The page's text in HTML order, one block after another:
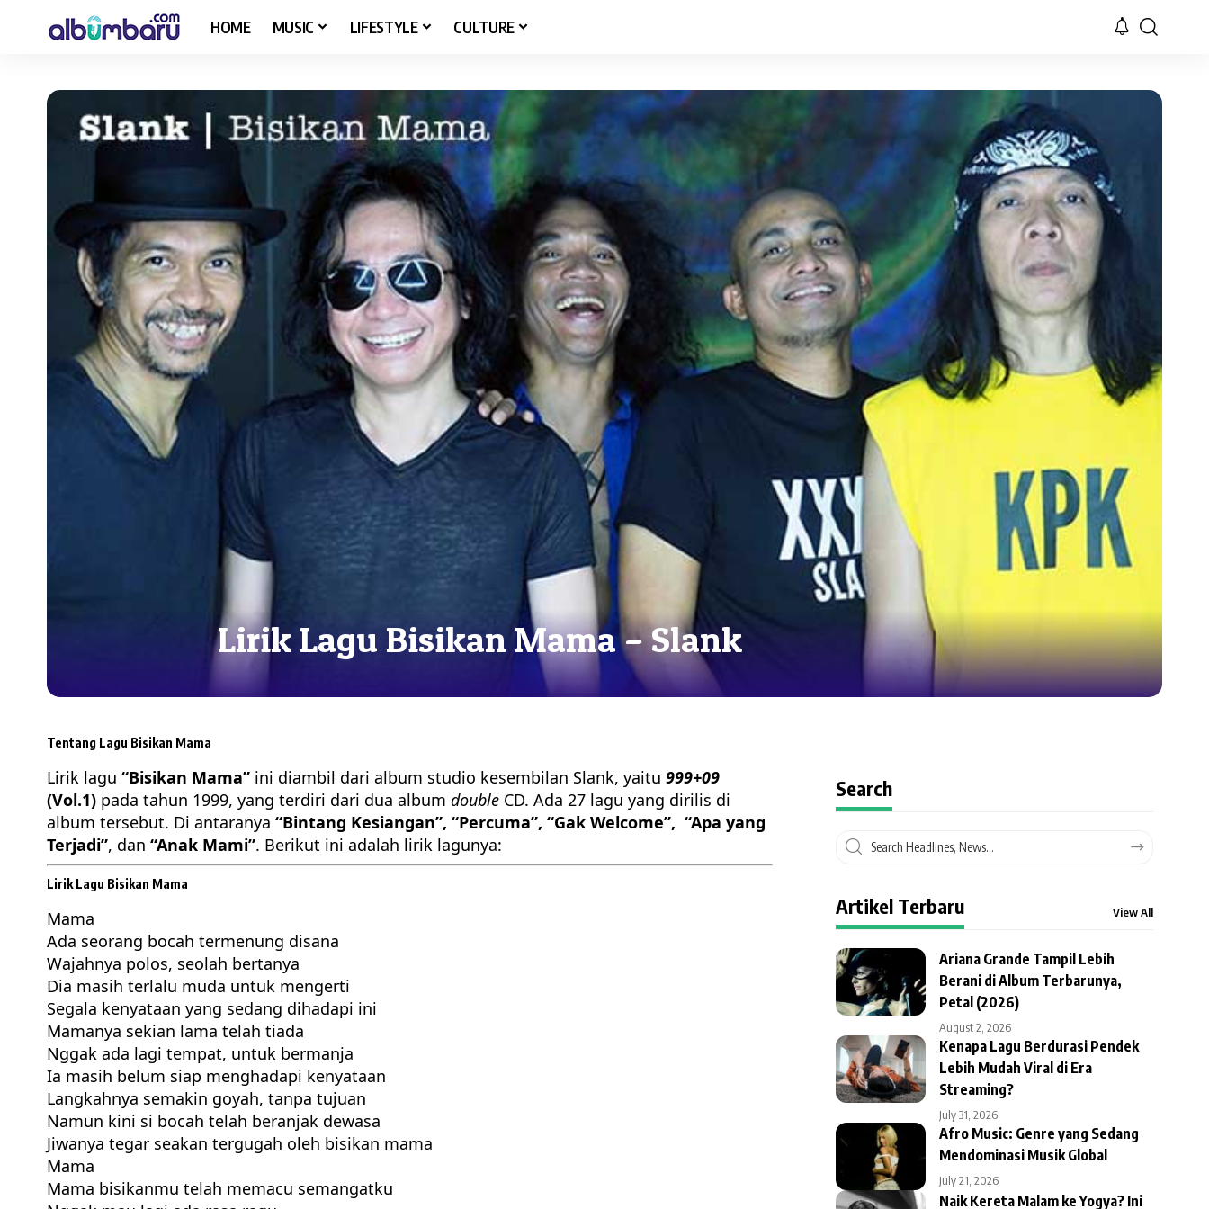
HOME MUSIC LIFESTYLE CULTURE
Lirik Lagu Bisikan Mama – Slank
Tentang Lagu Bisikan Mama
Lirik lagu “Bisikan Mama” ini diambil dari album studio kesembilan Slank, yaitu 999+09
(Vol.1) pada tahun 1999, yang terdiri dari dua album double CD. Ada 27 lagu yang dirilis di
album tersebut. Di antaranya “Bintang Kesiangan”, “Percuma”, “Gak Welcome”, “Apa yang
Terjadi”, dan “Anak Mami”. Berikut ini adalah lirik lagunya:
Lirik Lagu Bisikan Mama
Mama
Ada seorang bocah termenung disana
Wajahnya polos, seolah bertanya
Dia masih terlalu muda untuk mengerti
Segala kenyataan yang sedang dihadapi ini
Mamanya sekian lama telah tiada
Nggak ada lagi tempat, untuk bermanja
Ia masih belum siap menghadapi kenyataan
Langkahnya semakin goyah, tanpa tujuan
Namun kini si bocah telah beranjak dewasa
Jiwanya tegar seakan tergugah oleh bisikan mama
Mama
Mama bisikanmu telah memacu semangatku
Search
Artikel Terbaru View All
Ariana Grande Tampil Lebih
Berani di Album Terbarunya,
Petal (2026)
August 2, 2026
Kenapa Lagu Berdurasi Pendek
Lebih Mudah Viral di Era
Streaming?
July 31, 2026
Afro Music: Genre yang Sedang
Mendominasi Musik Global
July 21, 2026
Naik Kereta Malam ke Yogya? Ini